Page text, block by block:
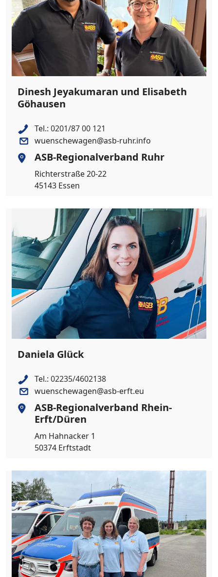
Dinesh Jeyakumaran und Elisabeth
Göhausen
Tel.: 0201/87 00 121
wuenschewagen@asb-ruhr.info
ASB-Regionalverband Ruhr
Richterstraße 20-22
45143 Essen
Daniela Glück
Tel.: 02235/4602138
wuenschewagen@asb-erft.eu
ASB-Regionalverband Rhein-
Erft/Düren
Am Hahnacker 1
50374 Erftstadt